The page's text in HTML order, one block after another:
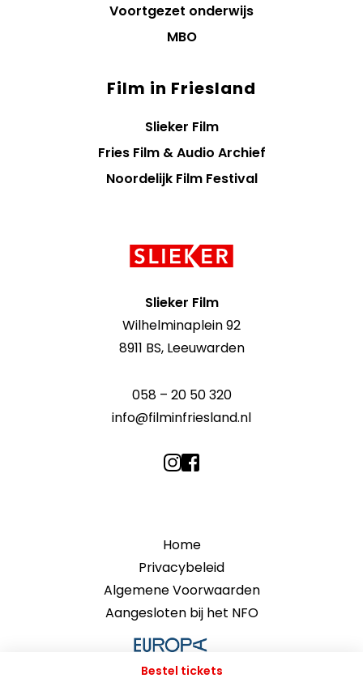
Bestel tickets
Voortgezet onderwijs
MBO
Film in Friesland
Slieker Film
Fries Film & Audio Archief
Noordelijk Film Festival
Slieker Film
Wilhelminaplein 92
8911 BS, Leeuwarden
058 – 20 50 320
info@filminfriesland.nl
Home
Privacybeleid
Algemene Voorwaarden
Aangesloten bij het NFO